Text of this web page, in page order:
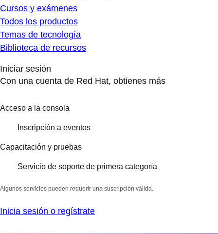
Cursos y exámenes
Todos los productos
Temas de tecnología
Biblioteca de recursos
Iniciar sesión
Con una cuenta de Red Hat, obtienes más
Acceso a la consola
Inscripción a eventos
Capacitación y pruebas
Servicio de soporte de primera categoría
Algunos servicios pueden requerir una suscripción válida.
Inicia sesión o regístrate